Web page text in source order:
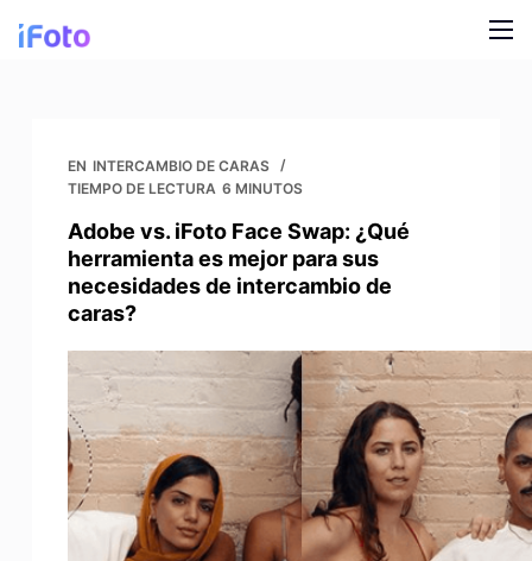
I
Antecedentes de IA para modelos
Ropa Snap Recolor
Antecedentes de IA para productos
Eliminador de fondos gratuito
Fotos de limpieza
Mejorador de fotos
Quiénes somos
EN INTERCAMBIO DE CARAS
TIEMPO DE LECTURA 6 MINUTOS
Adobe vs. iFoto Face Swap: ¿Qué
herramienta es mejor para sus
necesidades de intercambio de
caras?